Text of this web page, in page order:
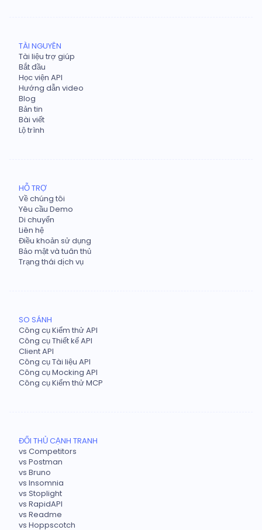
TÀI NGUYÊN
Tài liệu trợ giúp
Bắt đầu
Học viện API
Hướng dẫn video
Blog
Bản tin
Bài viết
Lộ trình
HỖ TRỢ
Về chúng tôi
Yêu cầu Demo
Di chuyển
Liên hệ
Điều khoản sử dụng
Bảo mật và tuân thủ
Trạng thái dịch vụ
SO SÁNH
Công cụ Kiểm thử API
Công cụ Thiết kế API
Client API
Công cụ Tài liệu API
Công cụ Mocking API
Công cụ Kiểm thử MCP
ĐỐI THỦ CẠNH TRANH
vs Competitors
vs Postman
vs Bruno
vs Insomnia
vs Stoplight
vs RapidAPI
vs Readme
vs Hoppscotch